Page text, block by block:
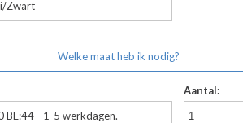
Zwart
Welke maat heb ik nodig?
BE:44 - 1-5 werkdagen.
Aantal: